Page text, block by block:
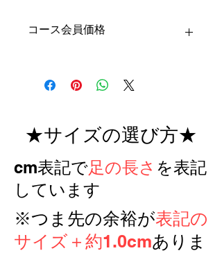
コース会員価格
★サイズの選び方★
​cm表記で足の長さ を表記
しています
※つま先の余裕が表記の
サイズ＋約1.0cmありま